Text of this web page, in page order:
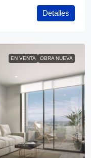
Detalles
EN VENTA OBRA NUEVA